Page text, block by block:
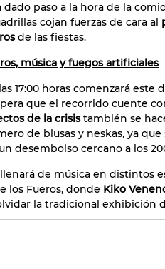
dado paso a la hora de la
cojan fuerzas de cara al
de las fiestas.
música y fuegos artificiales
17:00 horas comenzará este
que el recorrido cuente
de la crisistambién se
de blusas y neskas, ya
desembolso cercano a los
de música en distintos
los Fueros, donde Kiko
la tradicional exhibición